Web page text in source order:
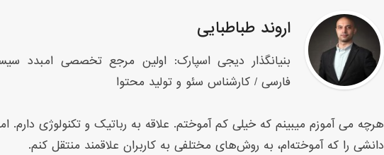
اروند طباطبایی
بنیانگذار دیجی اسپارک: اولین مرجع تخصصی امبدد
فارسی / کارشناس سئو و تولید محتوا
هرچه می آموزم میبینم که خیلی کم آموختم. علاقه به رباتیک و تکنولوژی دارم.
دانشی را که آموخته‌ام، به روش‌های مختلفی به کاربران علاقمند منتقل کنم.